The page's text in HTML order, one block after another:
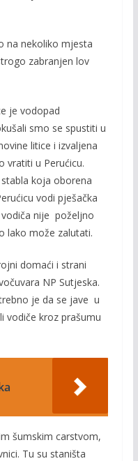
na nekoliko mjesta
zabranjen lov
je vodopad
smo se spustiti u
litice i izvaljena
vratiti u Perućicu.
koja oborena
vodi pješačka
nije poželjno
lako može zalutati.
domaći i strani
NP Sutjeska.
je da se jave u
vodiče kroz prašumu
šumskim carstvom,
Tu su staništa